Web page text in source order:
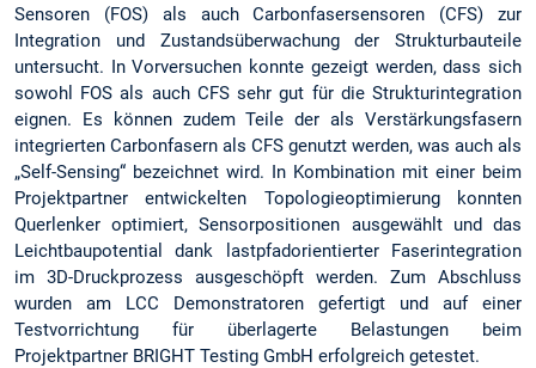
Sensoren (FOS) als auch Carbonfasersensoren (CFS) zur
Integration und Zustandsüberwachung der Strukturbauteile
untersucht. In Vorversuchen konnte gezeigt werden, dass sich
sowohl FOS als auch CFS sehr gut für die Strukturintegration
eignen. Es können zudem Teile der als Verstärkungsfasern
integrierten Carbonfasern als CFS genutzt werden, was auch als
„Self-Sensing“ bezeichnet wird. In Kombination mit einer beim
Projektpartner entwickelten Topologieoptimierung konnten
Querlenker optimiert, Sensorpositionen ausgewählt und das
Leichtbaupotential dank lastpfadorientierter Faserintegration
im 3D-Druckprozess ausgeschöpft werden. Zum Abschluss
wurden am LCC Demonstratoren gefertigt und auf einer
Testvorrichtung für überlagerte Belastungen beim
Projektpartner BRIGHT Testing GmbH erfolgreich getestet.